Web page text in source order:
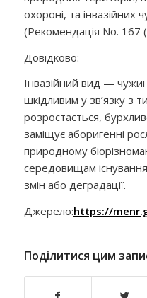
охороні, та інвазійних
(Рекомендація No. 167
Довідково:
Інвазійний вид —
шкідливим у зв’язку з
розростається,
заміщує аборигенні
природному
середовищам
змін або деградації.
Джерело:https://
Поділитися цим